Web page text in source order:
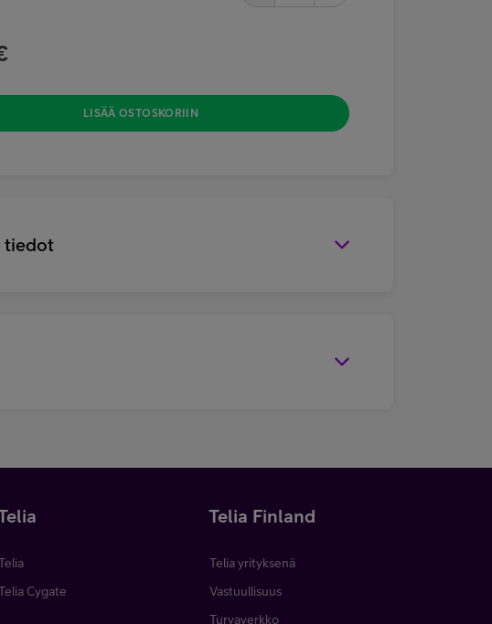
LISÄÄ OSTOSKORIIN
tiedot
Cygate
Telia Finland
Telia yrityksenä
Vastuullisuus
Turvaverkko